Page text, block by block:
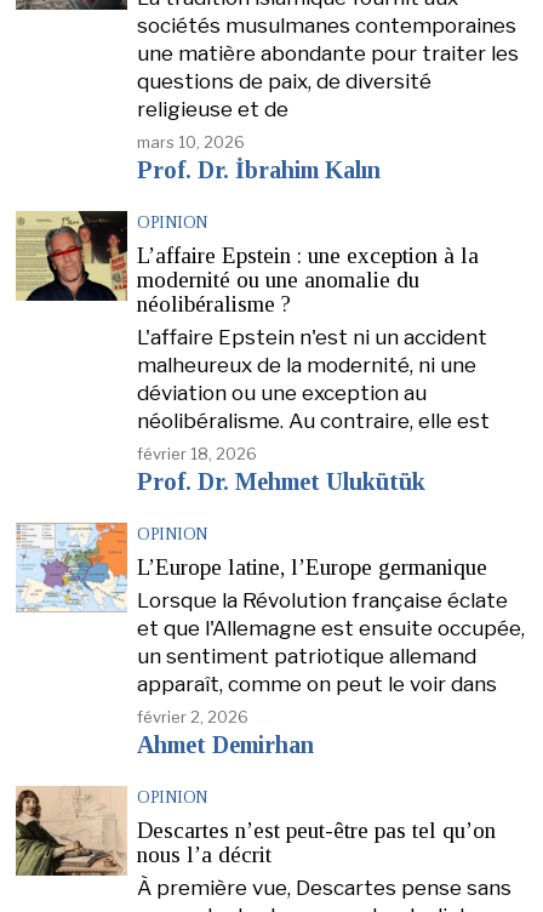
sociétés musulmanes contemporaines
une matière abondante pour traiter les
questions de paix, de diversité
religieuse et de
mars 10, 2026
Prof. Dr. İbrahim Kalın
OPINION
L’affaire Epstein : une exception à la
modernité ou une anomalie du
néolibéralisme ?
L'affaire Epstein n'est ni un accident
malheureux de la modernité, ni une
déviation ou une exception au
néolibéralisme. Au contraire, elle est
février 18, 2026
Prof. Dr. Mehmet Ulukütük
OPINION
L’Europe latine, l’Europe germanique
Lorsque la Révolution française éclate
et que l'Allemagne est ensuite occupée,
un sentiment patriotique allemand
apparaît, comme on peut le voir dans
février 2, 2026
Ahmet Demirhan
OPINION
Descartes n’est peut-être pas tel qu’on
nous l’a décrit
À première vue, Descartes pense sans